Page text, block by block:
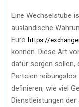
Eine Wechselstube
ausländische
Euro https://
können. Diese Art
dafür sorgen sollen,
Parteien reibungslos
definieren, wie viel
Dienstleistungen der